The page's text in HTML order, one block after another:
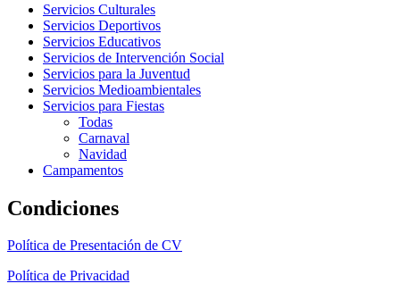
Servicios Culturales
Servicios Deportivos
Servicios Educativos
Servicios de Intervención Social
Servicios para la Juventud
Servicios Medioambientales
Servicios para Fiestas
Todas
Carnaval
Navidad
Campamentos
Condiciones
Política de Presentación de CV
Política de Privacidad